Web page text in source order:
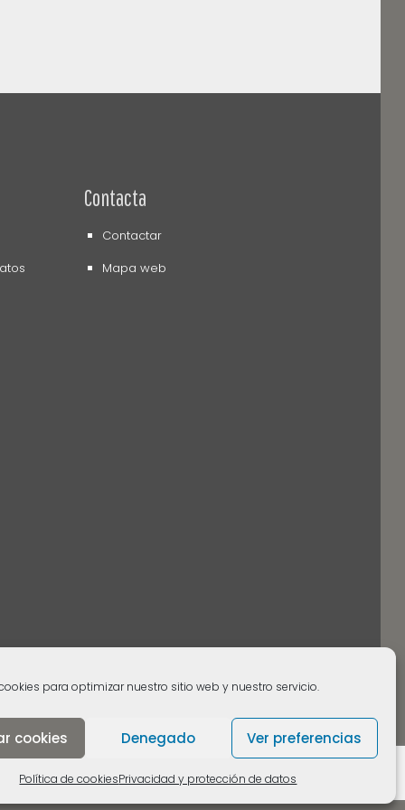
para optimizar nuestro sitio web y nuestro servicio.
cookies Denegado Ver preferencias
Política de cookiesPrivacidad y protección de datos
Contacta
Contactar
Mapa web